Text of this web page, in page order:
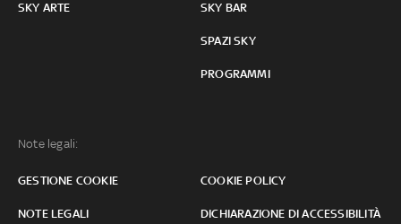
SKY ARTE SKY BAR
SPAZI SKY
PROGRAMMI
Note legali:
GESTIONE COOKIE COOKIE POLICY
NOTE LEGALI DICHIARAZIONE DI ACCESSIBILITÀ